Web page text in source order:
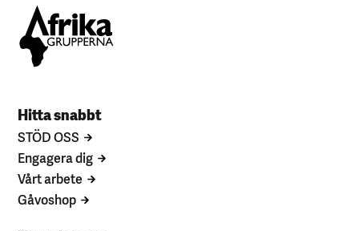
Hitta snabbt
STÖD OSS
Engagera dig
Vårt arbete
Gåvoshop